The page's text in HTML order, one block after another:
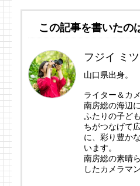
この記事を書いたの
フジイ ミ
山口県出身。
ライター＆カ
南房総の海辺
ふたりの子ど
ちがつなげて
に、彩り豊か
います。
南房総の素晴
したカメラマ